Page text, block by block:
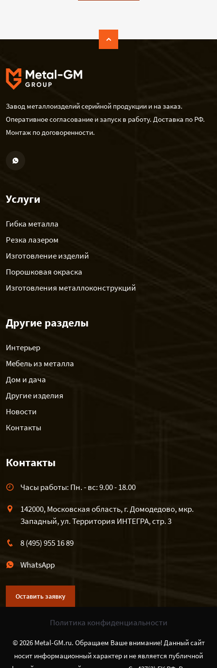
Завод металлоизделий серийной продукции и на заказ.
Оперативное согласование и запуск в работу. Доставка по РФ.
Монтаж по договоренности.
Услуги
Гибка металла
Резка лазером
Изготовление изделий
Порошковая окраска
Изготовления металлоконструкций
Другие разделы
Интерьер
Мебель из металла
Дом и дача
Другие изделия
Новости
Контакты
Контакты
Часы работы: Пн. - вс: 9.00 - 18.00
142000, Московская область, г. Домодедово, мкр.
Западный, ул. Территория ИНТЕГРА, стр. 3
8 (495) 955 16 89
WhatsApp
Оставить заявку
Политика конфиденциальности
© 2026 Metal-GM.ru. Обращаем Ваше внимание! Данный сайт
носит информационный характер и не является публичной